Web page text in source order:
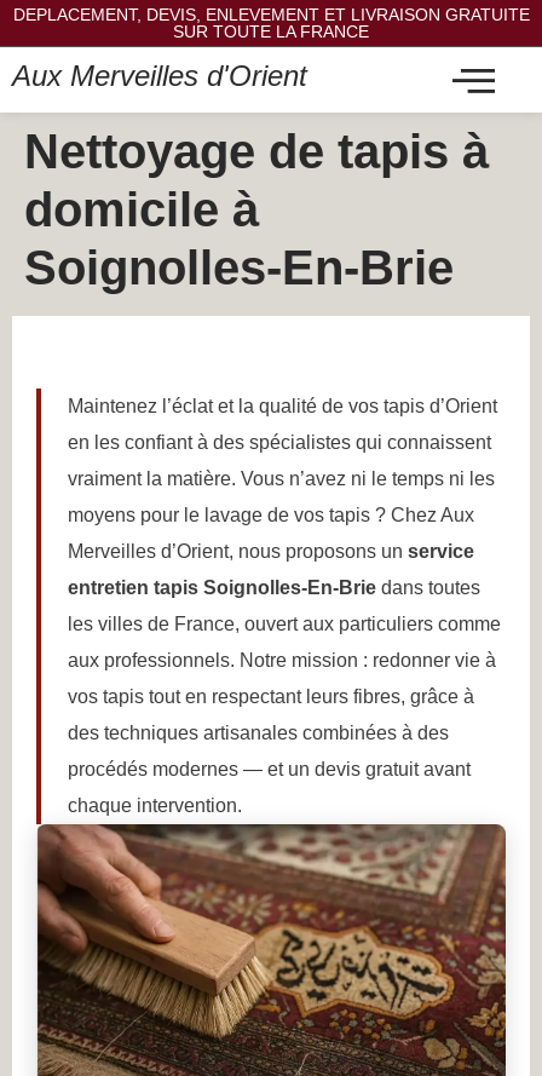
DEPLACEMENT, DEVIS, ENLEVEMENT ET LIVRAISON GRATUITE
SUR TOUTE LA FRANCE
Aux Merveilles d'Orient
Nettoyage de tapis à
domicile à
Soignolles-En-Brie
Maintenez l’éclat et la qualité de vos tapis d’Orient
en les confiant à des spécialistes qui connaissent
vraiment la matière. Vous n’avez ni le temps ni les
moyens pour le lavage de vos tapis ? Chez Aux
Merveilles d’Orient, nous proposons un service
entretien tapis Soignolles-En-Brie dans toutes
les villes de France, ouvert aux particuliers comme
aux professionnels. Notre mission : redonner vie à
vos tapis tout en respectant leurs fibres, grâce à
des techniques artisanales combinées à des
procédés modernes — et un devis gratuit avant
chaque intervention.